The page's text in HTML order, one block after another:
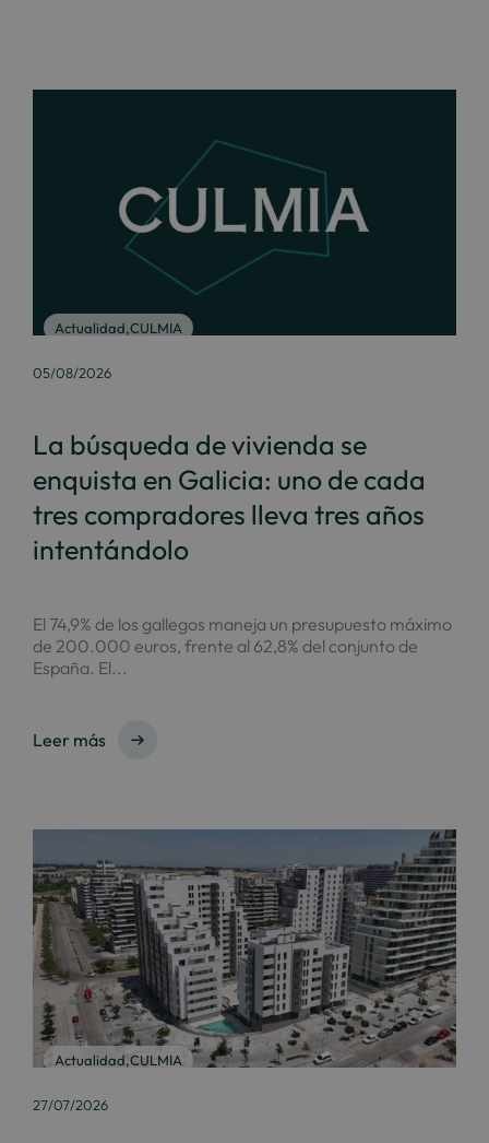
Actualidad,CULMIA
05/08/2026
La búsqueda de vivienda se
enquista en Galicia: uno de cada
tres compradores lleva tres años
intentándolo
El 74,9% de los gallegos maneja un presupuesto máximo
de 200.000 euros, frente al 62,8% del conjunto de
España. El...
Leer más
Actualidad,CULMIA
27/07/2026